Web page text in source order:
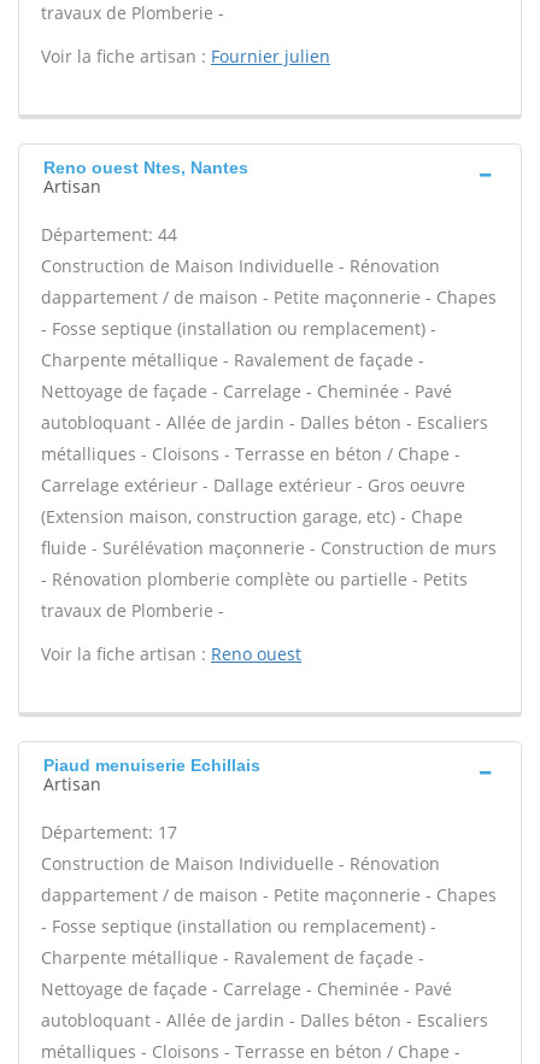
travaux de Plomberie -
Voir la fiche artisan : Fournier julien
Reno ouest Ntes, Nantes
Artisan
Département: 44
Construction de Maison Individuelle - Rénovation
dappartement / de maison - Petite maçonnerie - Chapes
- Fosse septique (installation ou remplacement) -
Charpente métallique - Ravalement de façade -
Nettoyage de façade - Carrelage - Cheminée - Pavé
autobloquant - Allée de jardin - Dalles béton - Escaliers
métalliques - Cloisons - Terrasse en béton / Chape -
Carrelage extérieur - Dallage extérieur - Gros oeuvre
(Extension maison, construction garage, etc) - Chape
fluide - Surélévation maçonnerie - Construction de murs
- Rénovation plomberie complète ou partielle - Petits
travaux de Plomberie -
Voir la fiche artisan : Reno ouest
Piaud menuiserie Echillais
Artisan
Département: 17
Construction de Maison Individuelle - Rénovation
dappartement / de maison - Petite maçonnerie - Chapes
- Fosse septique (installation ou remplacement) -
Charpente métallique - Ravalement de façade -
Nettoyage de façade - Carrelage - Cheminée - Pavé
autobloquant - Allée de jardin - Dalles béton - Escaliers
métalliques - Cloisons - Terrasse en béton / Chape -